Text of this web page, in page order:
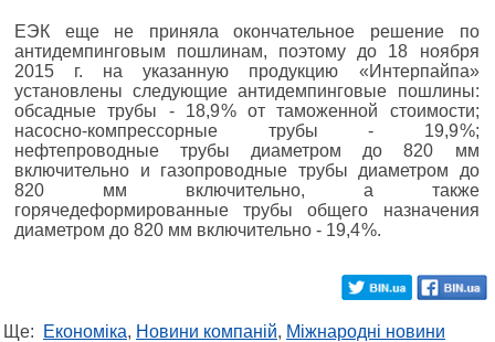
ЕЭК еще не приняла оконча­­тельное решение по
антидемпинговым пошлинам, поэтому до 18 ноября
2015 г. на указанную продукцию «Интерпайпа»
установлены следующие антидемпинговые пошлины:
обсадные трубы - 18,9 % от таможенной стоимости;
насосно-компрессорные трубы - 19,9 %;
нефтепроводные трубы диаметром до 820 мм
включительно и газопроводные трубы диаметром до
820 мм включительно, а также
горячедеформированные трубы общего назначения
диаметром до 820 мм включительно - 19,4 %.
Ще: Економіка, Новини компаній, Міжнародні новини